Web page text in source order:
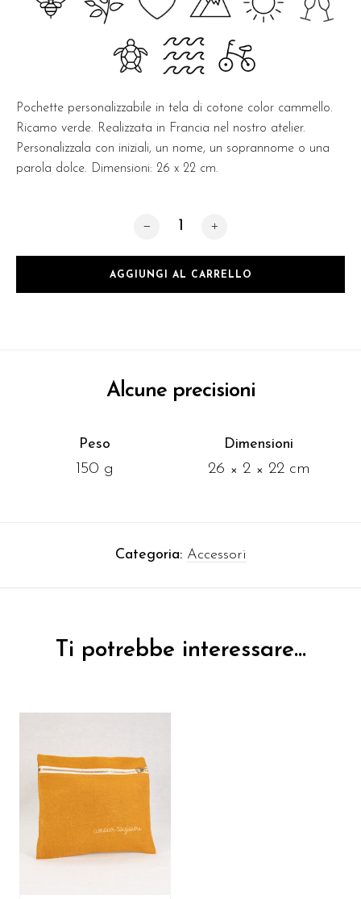
Pochette personalizzabile in tela di cotone color cammello.
Ricamo verde. Realizzata in Francia nel nostro atelier.
Personalizzala con iniziali, un nome, un soprannome o una
parola dolce. Dimensioni: 26 x 22 cm.
Pochette Cammello quantità
AGGIUNGI AL CARRELLO
Alcune precisioni
Peso
150 g
Dimensioni
26 × 2 × 22 cm
Categoria: Accessori
Ti potrebbe interessare…